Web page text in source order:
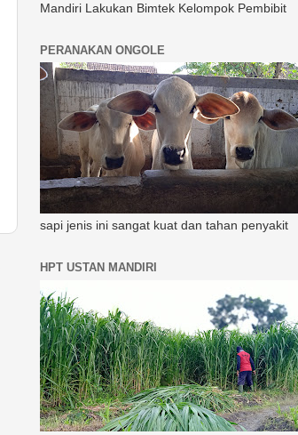
Mandiri Lakukan Bimtek Kelompok Pembibit
PERANAKAN ONGOLE
sapi jenis ini sangat kuat dan tahan penyakit
HPT USTAN MANDIRI